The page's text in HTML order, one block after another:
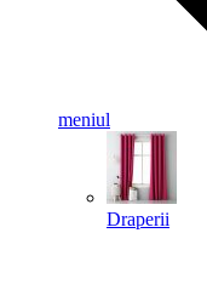
meniul
Draperii